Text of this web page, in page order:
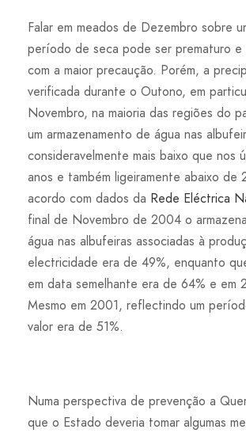
Falar em meados de Dezembro sobre
período de seca pode ser prematuro
com a maior precaução. Porém, a
verificada durante o Outono, em
Novembro, na maioria das regiões do
um armazenamento de água nas
consideravelmente mais baixo que nos
anos e também ligeiramente abaixo de
acordo com dados da Rede Eléctrica
final de Novembro de 2004 o
água nas albufeiras associadas à
electricidade era de 49%, enquanto
em data semelhante era de 64% e em
Mesmo em 2001, reflectindo um
valor era de 51%.
Numa perspectiva de prevenção a
que o Estado deveria tomar algumas